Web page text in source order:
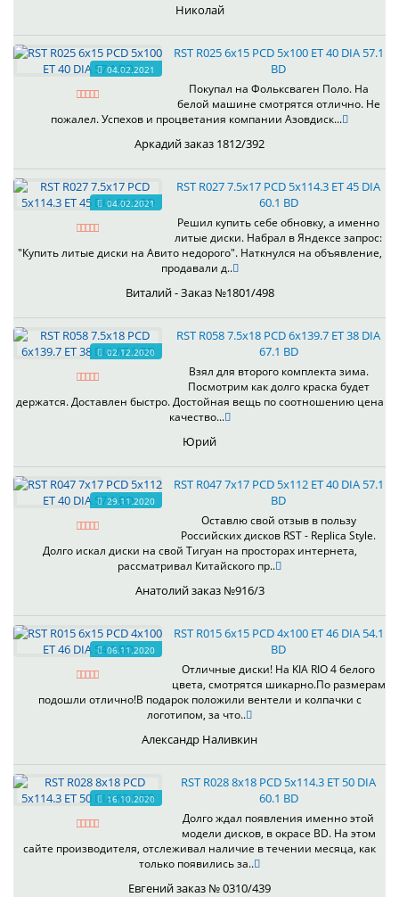
Николай
04.02.2021
RST R025 6x15 PCD 5x100 ET 40 DIA 57.1
BD
Покупал на Фольксваген Поло. На
белой машине смотрятся отлично. Не
пожалел. Успехов и процветания компании Азовдиск...
Аркадий заказ 1812/392
04.02.2021
RST R027 7.5x17 PCD 5x114.3 ET 45 DIA
60.1 BD
Решил купить себе обновку, а именно
литые диски. Набрал в Яндексе запрос:
"Купить литые диски на Авито недорого". Наткнулся на объявление,
продавали д..
Виталий - Заказ №1801/498
02.12.2020
RST R058 7.5x18 PCD 6x139.7 ET 38 DIA
67.1 BD
Взял для второго комплекта зима.
Посмотрим как долго краска будет
держатся. Доставлен быстро. Достойная вещь по соотношению цена
качество...
Юрий
29.11.2020
RST R047 7x17 PCD 5x112 ET 40 DIA 57.1
BD
Оставлю свой отзыв в пользу
Российских дисков RST - Replica Style.
Долго искал диски на свой Тигуан на просторах интернета,
рассматривал Китайского пр..
Анатолий заказ №916/3
06.11.2020
RST R015 6x15 PCD 4x100 ET 46 DIA 54.1
BD
Отличные диски! На KIA RIO 4 белого
цвета, смотрятся шикарно.По размерам
подошли отлично!В подарок положили вентели и колпачки с
логотипом, за что..
Александр Наливкин
16.10.2020
RST R028 8x18 PCD 5x114.3 ET 50 DIA
60.1 BD
Долго ждал появления именно этой
модели дисков, в окрасе BD. На этом
сайте производителя, отслеживал наличие в течении месяца, как
только появились за..
Евгений заказ № 0310/439